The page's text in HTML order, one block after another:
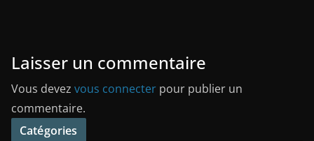
Laisser un commentaire
Vous devez vous connecter pour publier un
commentaire.
Catégories